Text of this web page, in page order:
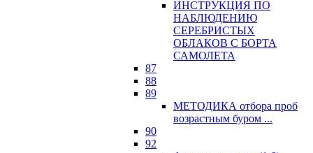
ИНСТРУКЦИЯ ПО
НАБЛЮДЕНИЮ
СЕРЕБРИСТЫХ
ОБЛАКОВ С БОРТА
САМОЛЕТА
87
88
89
МЕТОДИКА отбора проб
возрастным буром ...
90
92